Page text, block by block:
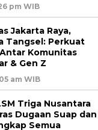
pm WIB
Jakarta Raya,
Tangsel: Perkuat
Komunitas
& Gen Z
am WIB
Triga Nusantara
Dugaan Suap dan
Semua